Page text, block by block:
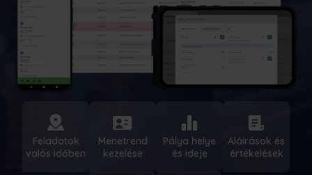
Feladatok
valós időben
Menetrend
kezelése
Pálya helye
és ideje
Aláírások és
értékelések